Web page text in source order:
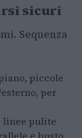
sicuri
Sequenza
piccole
per
linee pulite